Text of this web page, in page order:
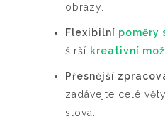
obrazy.
Flexibilní poměry
širší kreativní
Přesnější
zadávejte celé
slova.